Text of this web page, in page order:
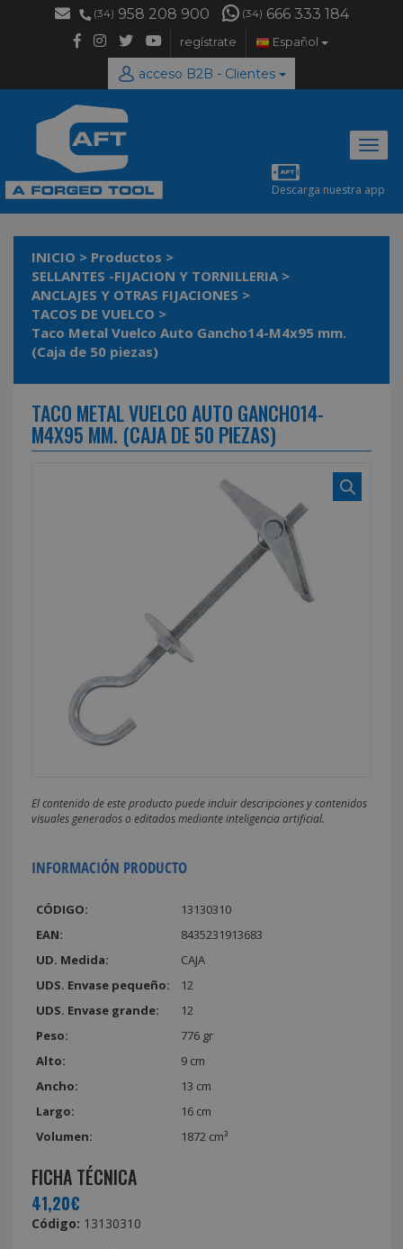
(34) 958 208 900 (34) 666 333 184
regístrate Español
acceso B2B - Clientes
Descarga nuestra app
INICIO > Productos >
SELLANTES -FIJACION Y TORNILLERIA >
ANCLAJES Y OTRAS FIJACIONES >
TACOS DE VUELCO >
Taco Metal Vuelco Auto Gancho14-M4x95 mm.
(Caja de 50 piezas)
TACO METAL VUELCO AUTO GANCHO14-
M4X95 MM. (CAJA DE 50 PIEZAS)
El contenido de este producto puede incluir descripciones y contenidos
visuales generados o editados mediante inteligencia artificial.
INFORMACIÓN PRODUCTO
CÓDIGO:
13130310
EAN:
8435231913683
UD. Medida:
CAJA
UDS. Envase pequeño:
12
UDS. Envase grande:
12
Peso:
776 gr
Alto:
9 cm
Ancho:
13 cm
Largo:
16 cm
Volumen:
1872 cm³
FICHA TÉCNICA
41,20€
Código: 13130310